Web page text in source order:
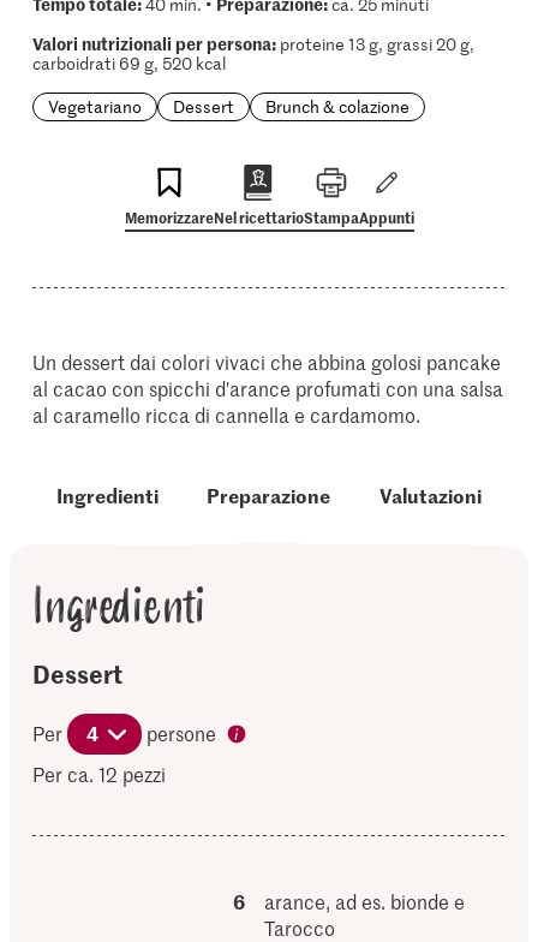
Valori nutrizionali per persona:proteine 13 g, grassi 20 g,
carboidrati 69 g, 520 kcal
Vegetariano
Dessert Brunch & colazione
MemorizzareNel ricettarioStampaAppunti
Un dessert dai colori vivaci che abbina golosi pancake
al cacao con spicchi d'arance profumati con una salsa
al caramello ricca di cannella e cardamomo.
Ingredienti Preparazione Valutazioni
Ingredienti
Dessert
Per 4
persone
Per ca. 12 pezzi
6
arance, ad es. bionde e
Tarocco